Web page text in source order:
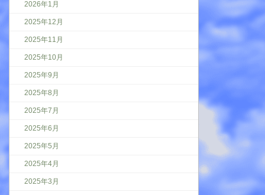
2026年1月
2025年12月
2025年11月
2025年10月
2025年9月
2025年8月
2025年7月
2025年6月
2025年5月
2025年4月
2025年3月